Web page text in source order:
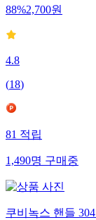
88%2,700원
4.8
(18)
81 적립
1,490명 구매중
쿠비녹스 핸들